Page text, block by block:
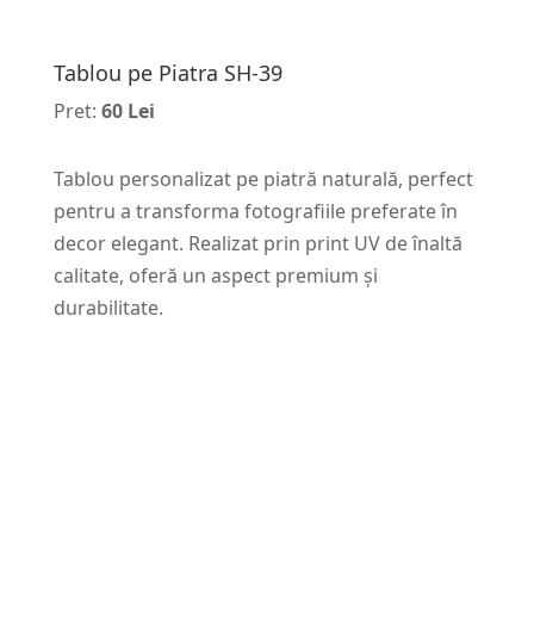
Tablou pe Piatra SH-39
Pret: 60 Lei
Tablou personalizat pe piatră naturală, perfect
pentru a transforma fotografiile preferate în
decor elegant. Realizat prin print UV de înaltă
calitate, oferă un aspect premium și
durabilitate.